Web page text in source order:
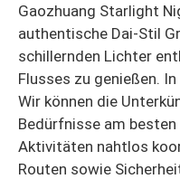
Gaozhuang Starlight
authentische Dai-Stil
schillernden Lichter
Flusses zu genießen.
Wir können die
Bedürfnisse am
Aktivitäten nahtlos
Routen sowie